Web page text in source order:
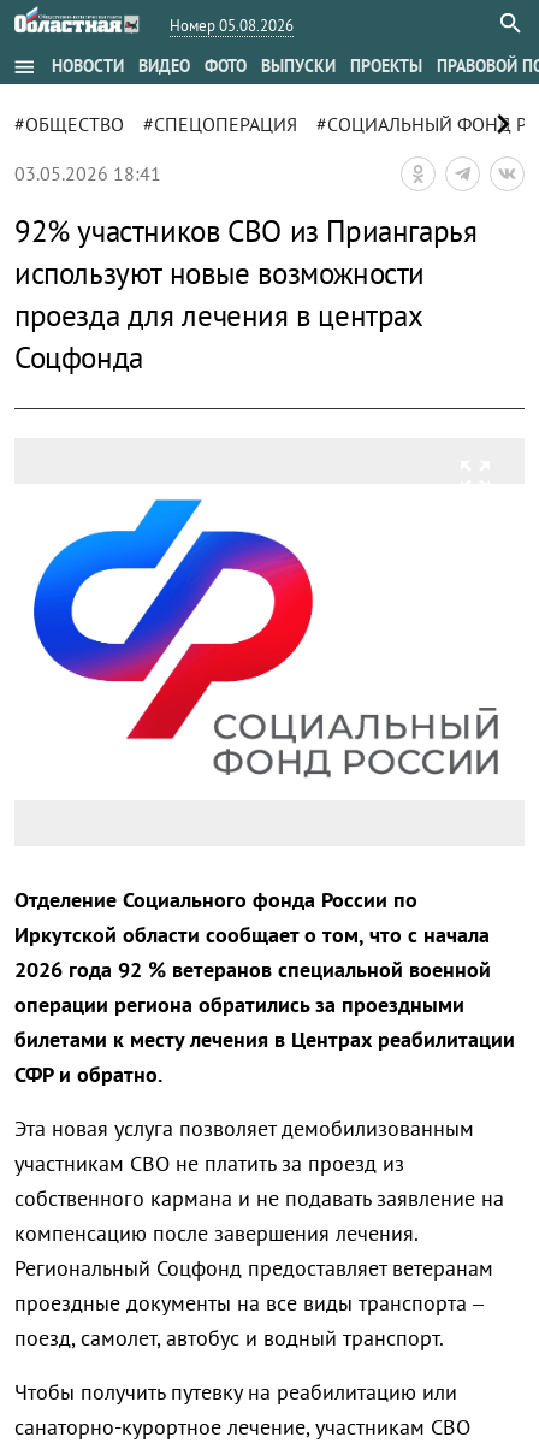
Номер 05.08.2026
menu НОВОСТИ ВИДЕО ФОТО ВЫПУСКИ ПРОЕКТЫ ПРАВОВОЙ
#ОБЩЕСТВО #СПЕЦОПЕРАЦИЯ #СОЦИАЛЬНЫЙ ФОНД
chevron_right
03.05.2026 18:41
92% участников СВО из Приангарья
используют новые возможности
проезда для лечения в центрах
Соцфонда
Отделение Социального фонда России по
Иркутской области сообщает о том, что с начала
2026 года 92 % ветеранов специальной военной
операции региона обратились за проездными
билетами к месту лечения в Центрах реабилитации
СФР и обратно.
Эта новая услуга позволяет демобилизованным
участникам СВО не платить за проезд из
собственного кармана и не подавать заявление на
компенсацию после завершения лечения.
Региональный Соцфонд предоставляет ветеранам
проездные документы на все виды транспорта –
поезд, самолет, автобус и водный транспорт.
Чтобы получить путевку на реабилитацию или
санаторно-курортное лечение, участникам СВО